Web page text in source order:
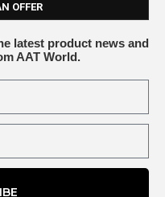
OFFER
latest product news and
AAT World.